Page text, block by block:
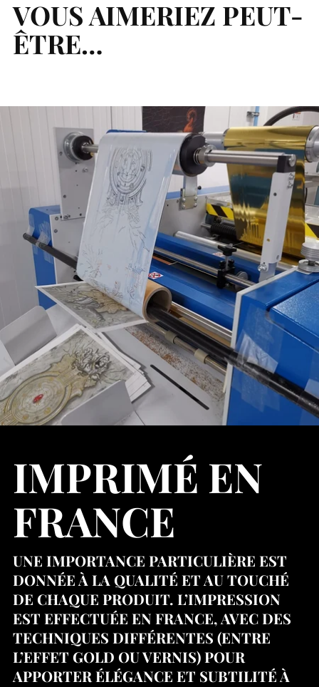
votre
panier
VOUS AIMERIEZ PEUT-
ÊTRE…
IMPRIMÉ EN
FRANCE
UNE IMPORTANCE PARTICULIÈRE EST
DONNÉE À LA QUALITÉ ET AU TOUCHÉ
DE CHAQUE PRODUIT. L’IMPRESSION
EST EFFECTUÉE EN FRANCE, AVEC DES
TECHNIQUES DIFFÉRENTES (ENTRE
L’EFFET GOLD OU VERNIS) POUR
APPORTER ÉLÉGANCE ET SUBTILITÉ À